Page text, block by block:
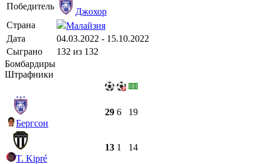
Победитель
Джохор
Страна
Малайзия
Дата
04.03.2022 - 15.10.2022
Сыграно
132 из 132
Бомбардиры
Штрафники
Бергсон
29 6 19
T. Kipré
13 1 14